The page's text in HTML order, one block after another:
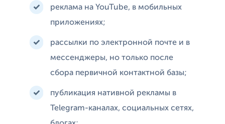
реклама на YouTube, в мобильных
приложениях;
рассылки по электронной почте и в
мессенджеры, но только после
сбора первичной контактной базы;
публикация нативной рекламы в
Telegram-каналах, социальных сетях,